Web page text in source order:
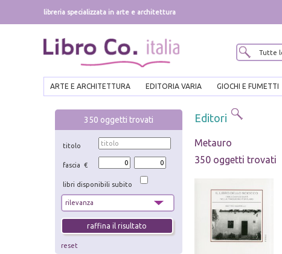
libreria specializzata in arte e architettura
ARTE E ARCHITETTURA EDITORIA VARIA GIOCHI E FUMETTI
350 oggetti trovati
titolo
fascia €
libri disponibili subito
reset
Editori
Metauro
350 oggetti trovati